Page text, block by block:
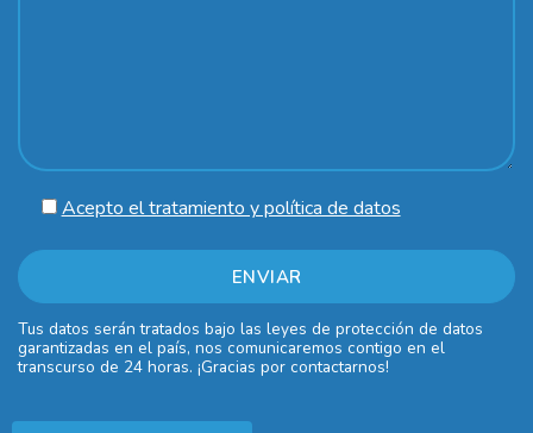
Acepto el tratamiento y política de datos
Tus datos serán tratados bajo las leyes de protección de datos
garantizadas en el país, nos comunicaremos contigo en el
transcurso de 24 horas. ¡Gracias por contactarnos!